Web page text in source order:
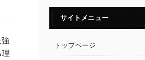
サイトメニュー
トップページ